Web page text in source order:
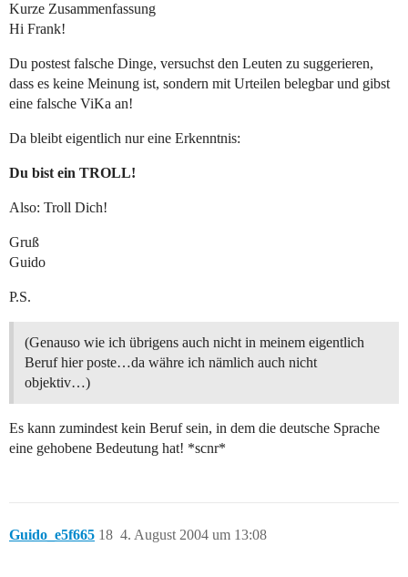
Kurze Zusammenfassung
Hi Frank!
Du postest falsche Dinge, versuchst den Leuten zu suggerieren,
dass es keine Meinung ist, sondern mit Urteilen belegbar und gibst
eine falsche ViKa an!
Da bleibt eigentlich nur eine Erkenntnis:
Du bist ein TROLL!
Also: Troll Dich!
Gruß
Guido
P.S.
(Genauso wie ich übrigens auch nicht in meinem eigentlich
Beruf hier poste…da währe ich nämlich auch nicht
objektiv…)
Es kann zumindest kein Beruf sein, in dem die deutsche Sprache
eine gehobene Bedeutung hat! *scnr*
Guido_e5f665 4. August 2004 um 13:08
18